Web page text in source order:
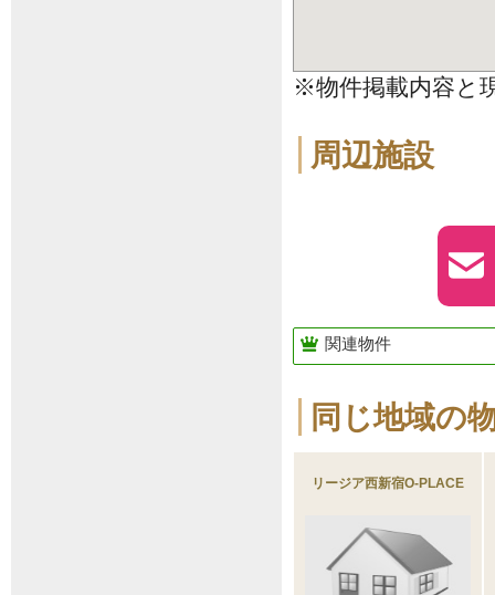
※物件掲載内容と
周辺施設
関連物件
同じ地域の
リージア西新宿O-PLACE